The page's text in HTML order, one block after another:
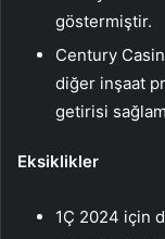
göstermiştir.
Century
diğer inşaat
getirisi
Eksiklikler
1Ç 2024 için